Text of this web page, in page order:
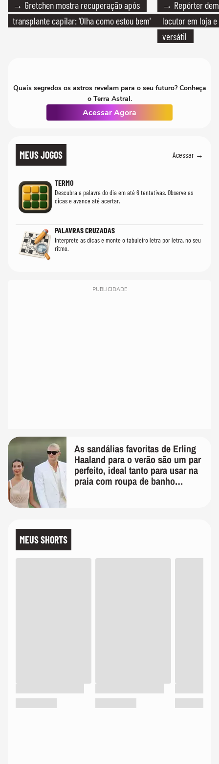
→ Gretchen mostra recuperação após
transplante capilar: 'Olha como estou bem'
→ Repórter
locutor em loja
versátil
Quais segredos os astros revelam para o seu futuro? Conheça
o Terra Astral.
Acessar Agora
MEUS JOGOS Acessar →
TERMO
Descubra a palavra do dia em até 6 tentativas. Observe as
dicas e avance até acertar.
PALAVRAS CRUZADAS
Interprete as dicas e monte o tabuleiro letra por letra, no seu
ritmo.
PUBLICIDADE
As sandálias favoritas de Erling
Haaland para o verão são um par
perfeito, ideal tanto para usar na
praia com roupa de banho
MEUS SHORTS